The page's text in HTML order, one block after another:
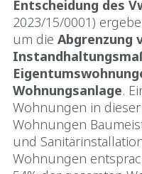
Entscheidung des
2023/15/0001)
um die Abgrenzung
Wohnungsanlage.
Wohnungen in
Wohnungen
und
Wohnungen